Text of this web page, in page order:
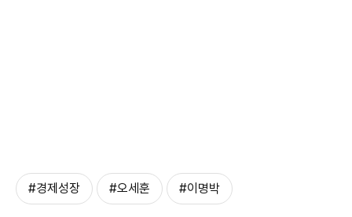
#경제성장 #오세훈 #이명박